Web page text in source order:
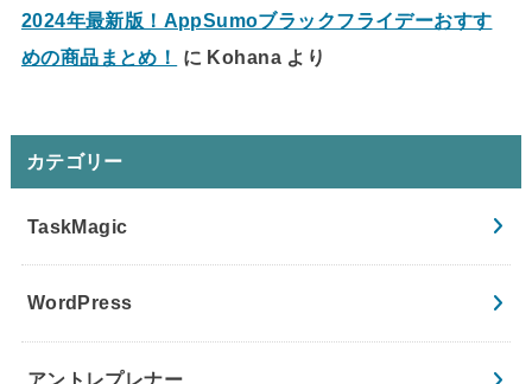
2024年最新版！AppSumoブラックフライデーおすす
めの商品まとめ！
に Kohanaより
カテゴリー
TaskMagic
WordPress